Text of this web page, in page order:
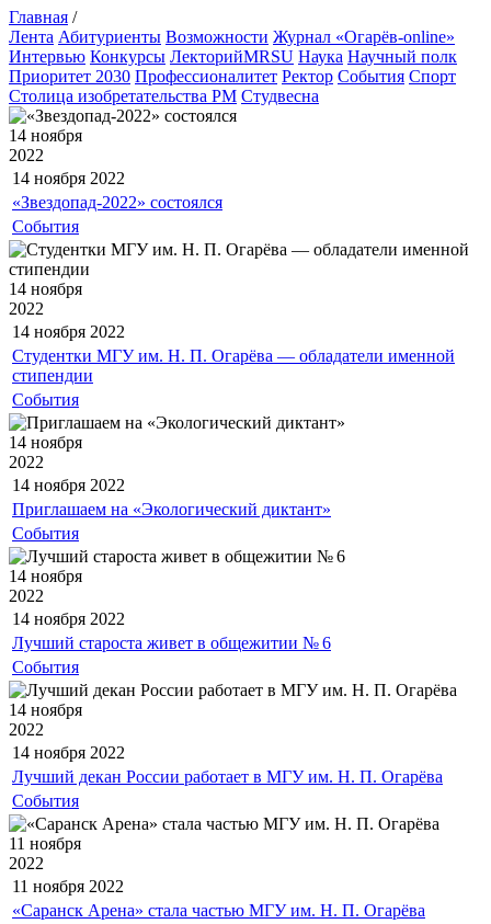
Главная /
Лента Абитуриенты Возможности Журнал «Огарёв-online»
Интервью Конкурсы ЛекторийMRSU Наука Научный полк
Приоритет 2030 Профессионалитет Ректор События Спорт
Столица изобретательства РМ Студвесна
14 ноября
2022
14 ноября 2022
«Звездопад-2022» состоялся
События
14 ноября
2022
14 ноября 2022
Студентки МГУ им. Н. П. Огарёва — обладатели именной
стипендии
События
14 ноября
2022
14 ноября 2022
Приглашаем на «Экологический диктант»
События
14 ноября
2022
14 ноября 2022
Лучший староста живет в общежитии № 6
События
14 ноября
2022
14 ноября 2022
Лучший декан России работает в МГУ им. Н. П. Огарёва
События
11 ноября
2022
11 ноября 2022
«Саранск Арена» стала частью МГУ им. Н. П. Огарёва